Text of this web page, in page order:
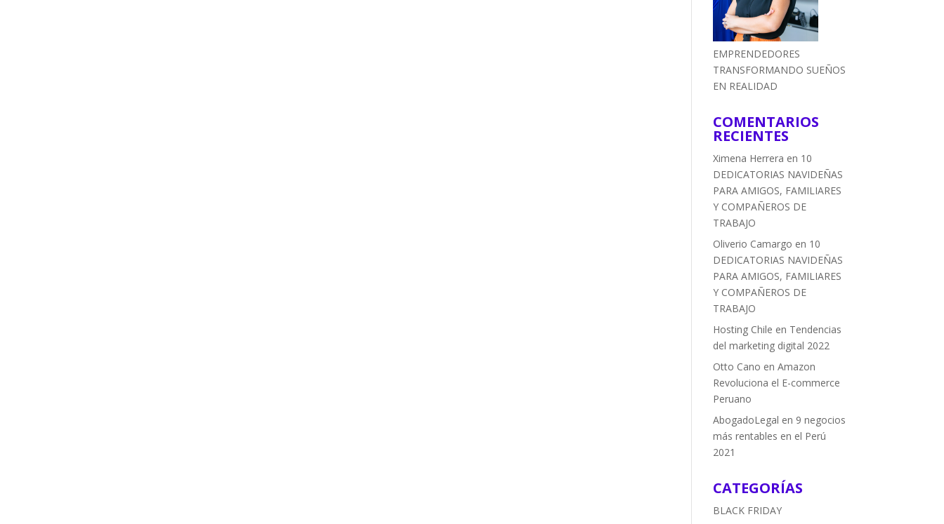
EMPRENDEDORES
TRANSFORMANDO SUEÑOS
EN REALIDAD
COMENTARIOS
RECIENTES
Ximena Herrera en 10
DEDICATORIAS NAVIDEÑAS
PARA AMIGOS, FAMILIARES
Y COMPAÑEROS DE
TRABAJO
Oliverio Camargo en 10
DEDICATORIAS NAVIDEÑAS
PARA AMIGOS, FAMILIARES
Y COMPAÑEROS DE
TRABAJO
Hosting Chile en Tendencias
del marketing digital 2022
Otto Cano enAmazon
Revoluciona el E-commerce
Peruano
AbogadoLegal en 9 negocios
más rentables en el Perú
2021
CATEGORÍAS
BLACK FRIDAY